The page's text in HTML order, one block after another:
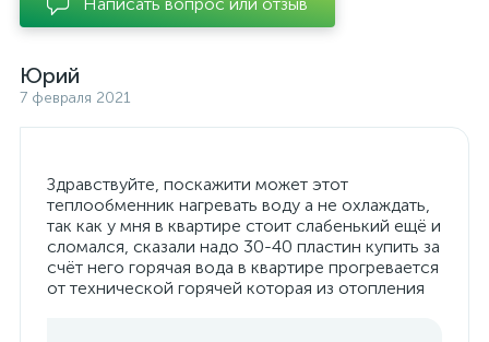
Юрий
7 февраля 2021
Здравствуйте, поскажити может этот
теплообменник нагревать воду а не охлаждать,
так как у мня в квартире стоит слабенький ещё и
сломался, сказали надо 30-40 пластин купить за
счёт него горячая вода в квартире прогревается
от технической горячей которая из отопления